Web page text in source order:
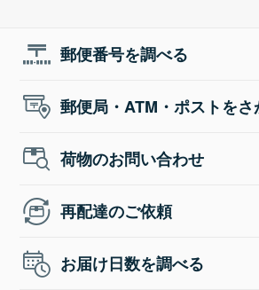
郵便番号を調べる
郵便局・ATM・ポストをさ
荷物のお問い合わせ
再配達のご依頼
お届け日数を調べる